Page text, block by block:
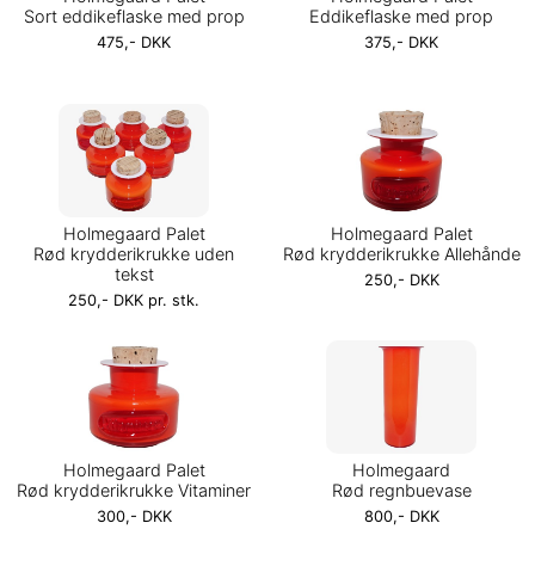
Sort eddikeflaske med prop
475,- DKK
Eddikeflaske med prop
375,- DKK
Holmegaard Palet
Rød krydderikrukke uden
tekst
250,- DKK pr. stk.
Holmegaard Palet
Rød krydderikrukke Allehånde
250,- DKK
Holmegaard Palet
Rød krydderikrukke Vitaminer
300,- DKK
Holmegaard
Rød regnbuevase
800,- DKK